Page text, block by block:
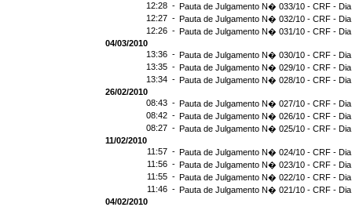
12:28 - Pauta de Julgamento N� 033/10 - CRF -
12:27 - Pauta de Julgamento N� 032/10 - CRF -
12:26 - Pauta de Julgamento N� 031/10 - CRF -
04/03/2010
13:36 - Pauta de Julgamento N� 030/10 - CRF - Dia
13:35 - Pauta de Julgamento N� 029/10 - CRF -
13:34 - Pauta de Julgamento N� 028/10 - CRF -
26/02/2010
08:43 - Pauta de Julgamento N� 027/10 - CRF -
08:42 - Pauta de Julgamento N� 026/10 - CRF -
08:27 - Pauta de Julgamento N� 025/10 - CRF -
11/02/2010
11:57 - Pauta de Julgamento N� 024/10 - CRF -
11:56 - Pauta de Julgamento N� 023/10 - CRF -
11:55 - Pauta de Julgamento N� 022/10 - CRF -
11:46 - Pauta de Julgamento N� 021/10 - CRF -
04/02/2010